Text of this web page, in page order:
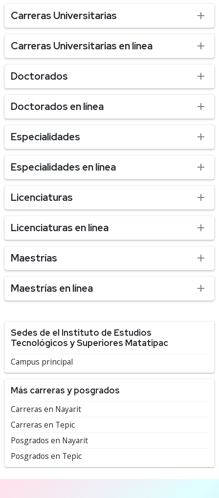
Carreras Universitarias
Carreras Universitarias en línea
Doctorados
Doctorados en línea
Especialidades
Especialidades en línea
Licenciaturas
Licenciaturas en línea
Maestrías
Maestrías en línea
Sedes de el Instituto de Estudios
Tecnológicos y Superiores Matatipac
Campus principal
Más carreras y posgrados
Carreras en Nayarit
Carreras en Tepic
Posgrados en Nayarit
Posgrados en Tepic